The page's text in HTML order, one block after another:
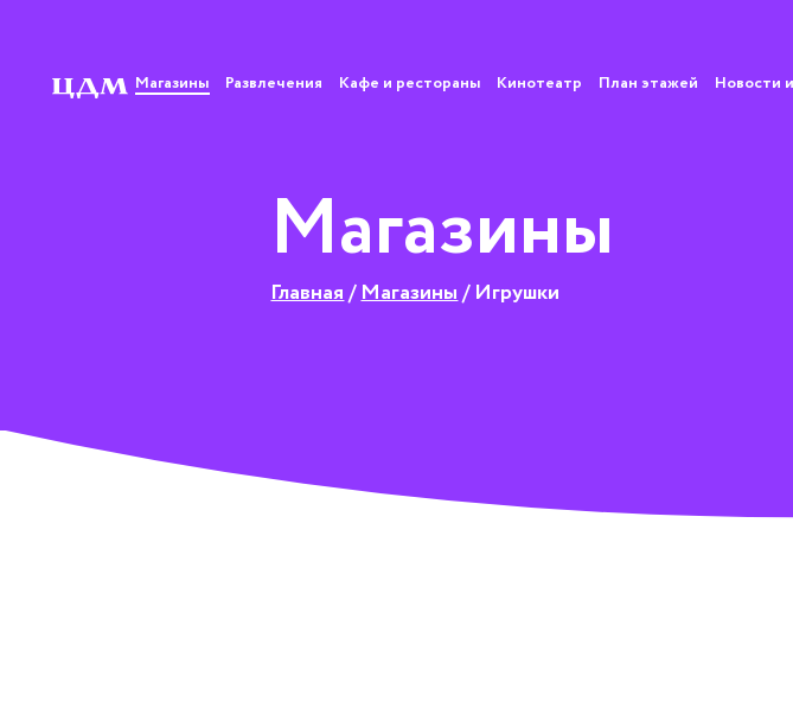
Магазины Развлечения Кафе и рестораны Кинотеатр План этажей Новости
Магазины
Главная/Магазины/ Игрушки